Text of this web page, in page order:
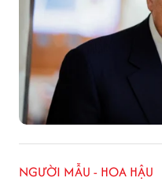
NGƯỜI MẪU - HOA HẬU